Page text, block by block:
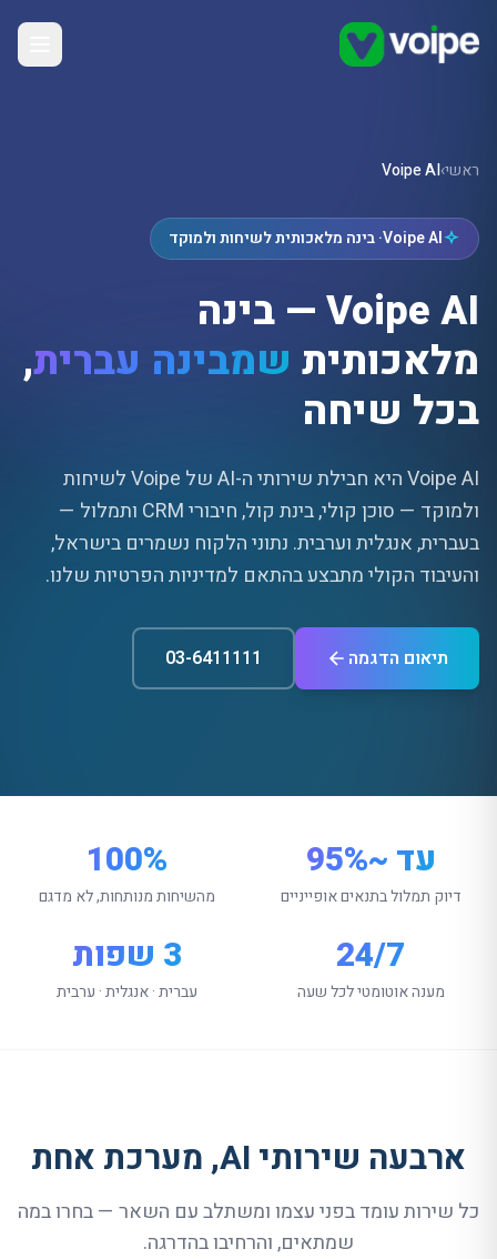
ראשי›
Voipe AI
Voipe AI· בינה מלאכותית לשיחות ולמוקד
Voipe AI— בינה
מלאכותית שמבינה עברית,
בכל שיחה
Voipe AIהיא חבילת שירותי ה-AI
של Voipe לשיחות
ולמוקד — סוכן קולי, בינת קול, חיבוריCRM ותמלול —
בעברית, אנגלית וערבית. נתוני הלקוח נשמרים בישראל,
והעיבוד הקולי מתבצע בהתאם למדיניות הפרטיות שלנו.
תיאום הדגמה 03-6411111
עד ~95%
דיוק תמלול בתנאים אופייניים
100%
מהשיחות מנותחות, לא מדגם
24/7
מענה אוטומטי לכל שעה
3 שפות
עברית · אנגלית · ערבית
ארבעה שירותי AI, מערכת אחת
כל שירות עומד בפני עצמו ומשתלב עם השאר — בחרו במה
שמתאים, והרחיבו בהדרגה.